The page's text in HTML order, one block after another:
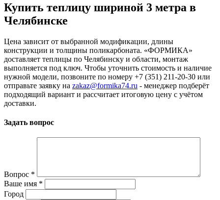
Купить теплицу шириной 3 метра в
Челябинске
Цена зависит от выбранной модификации, длины
конструкции и толщины поликарбоната. «ФОРМИКА»
доставляет теплицы по Челябинску и области, монтаж
выполняется под ключ. Чтобы уточнить стоимость и наличие
нужной модели, позвоните по номеру +7 (351) 211-20-30 или
отправьте заявку на zakaz@formika74.ru - менеджер подберёт
подходящий вариант и рассчитает итоговую цену с учётом
доставки.
Задать вопрос
Вопрос *
Ваше имя *
Город